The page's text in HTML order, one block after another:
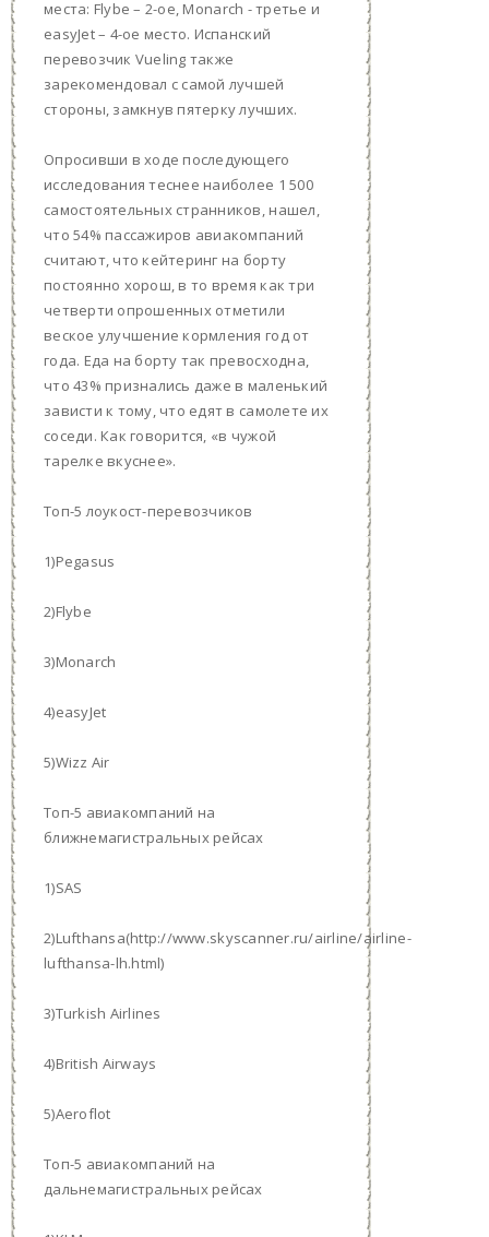
места: Flybe – 2-ое, Monarch - третье и
easyJet – 4-ое место. Испанский
перевозчик Vueling также
зарекомендовал с самой лучшей
стороны, замкнув пятерку лучших.
Опросивши в ходе последующего
исследования теснее наиболее 1 500
самостоятельных странников, нашел,
что 54% пассажиров авиакомпаний
считают, что кейтеринг на борту
постоянно хорош, в то время как три
четверти опрошенных отметили
веское улучшение кормления год от
года. Еда на борту так превосходна,
что 43% признались даже в маленький
зависти к тому, что едят в самолете их
соседи. Как говорится, «в чужой
тарелке вкуснее».
Топ-5 лоукост-перевозчиков
1)Pegasus
2)Flybe
3)Monarch
4)easyJet
5)Wizz Air
Топ-5 авиакомпаний на
ближнемагистральных рейсах
1)SAS
2)Lufthansa(http://www.skyscanner.ru/airline/airline-
lufthansa-lh.html)
3)Turkish Airlines
4)British Airways
5)Aeroflot
Топ-5 авиакомпаний на
дальнемагистральных рейсах